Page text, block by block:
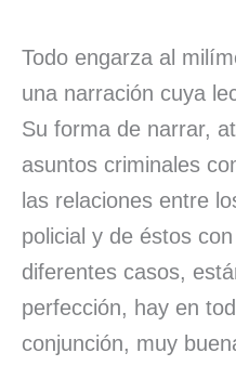
Todo engarza al
una narración cuya
Su forma de narrar,
asuntos criminales
las relaciones entre
policial y de éstos
diferentes casos,
perfección, hay en
conjunción, muy